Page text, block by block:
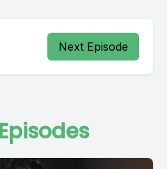
Next Episode